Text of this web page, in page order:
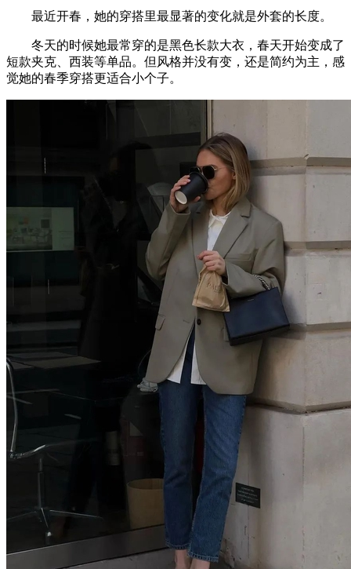
最近开春，她的穿搭里最显著的变化就是外套的长度。
冬天的时候她最常穿的是黑色长款大衣，春天开始变成了
短款夹克、西装等单品。但风格并没有变，还是简约为主，感
觉她的春季穿搭更适合小个子。